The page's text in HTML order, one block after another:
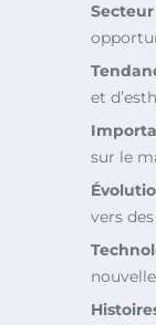
et
sur le
vers